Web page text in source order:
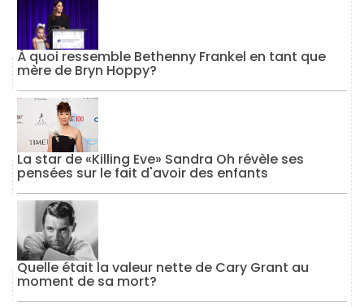
À quoi ressemble Bethenny Frankel en tant que
mère de Bryn Hoppy?
La star de «Killing Eve» Sandra Oh révèle ses
pensées sur le fait d'avoir des enfants
Quelle était la valeur nette de Cary Grant au
moment de sa mort?